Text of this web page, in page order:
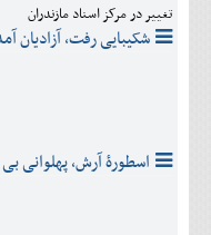
تغییر در مرکز اسناد مازندران
شکیبایی رفت، آزادیان
اسطورۀ آرش، پهلوانی